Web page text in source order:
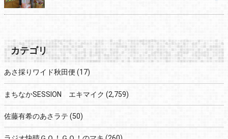
カテゴリ
あさ採りワイド秋田便 (17)
まちなかSESSION エキマイク (2,759)
佐藤有希のあさラテ (50)